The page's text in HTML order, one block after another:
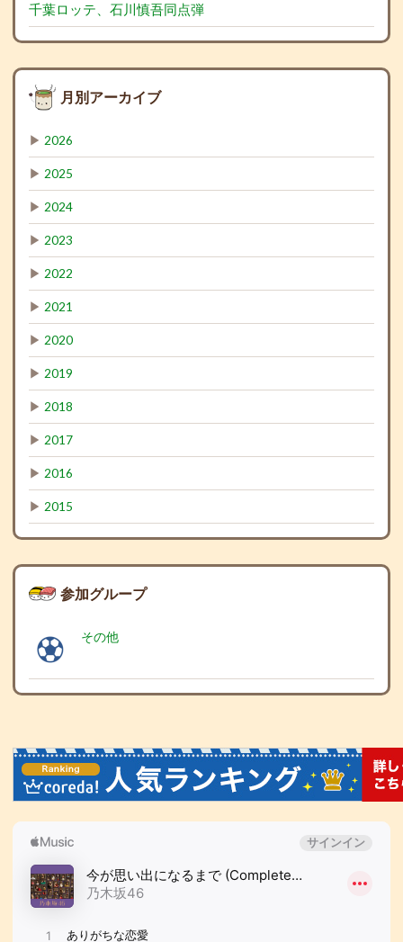
千葉ロッテ、石川慎吾同点弾
月別アーカイブ
▶ 2026
▶ 2025
▶ 2024
▶ 2023
▶ 2022
▶ 2021
▶ 2020
▶ 2019
▶ 2018
▶ 2017
▶ 2016
▶ 2015
参加グループ
その他